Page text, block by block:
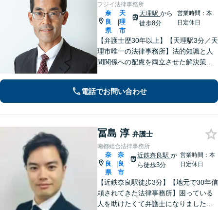
フジイ法律事務所
奈
良
県
|
天
理
市
天理駅から
徒歩8分
営業時間：本
日定休日
【弁護士歴30年以上】【天理駅3分／天
理市唯一の法律事務所】法的知識と人
間関係への配慮を両立させた解決策を
法書士・不動産鑑定士など」相続に関
わる問題を総合的に解決へ導きます
電話でお問い合わせ
冨島 淳 弁護士
南都総合法律事務所
奈
良
県
|
奈
良
市
近鉄奈良駅 か
ら徒歩3分
営業時間：本
日定休日
【近鉄奈良駅徒歩3分】【地元で30年信
頼されてきた法律事務所】困っている
人を助けたくて弁護士になりました。